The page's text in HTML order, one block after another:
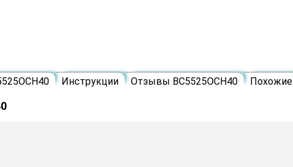
Инструкции Отзывы ВС5525ОСН40 Похожие